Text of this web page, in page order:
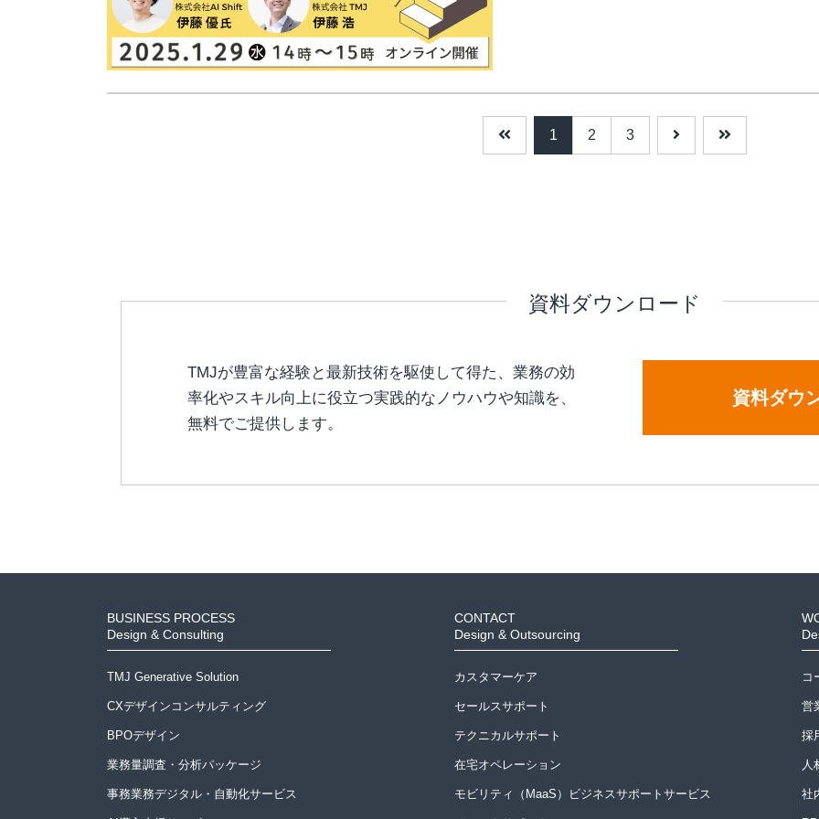
1 2 3
資料ダウンロード
TMJが豊富な経験と最新技術を駆使して得た、業務の効
率化やスキル向上に役立つ実践的なノウハウや知識を、
無料でご提供します。
資料ダウ
BUSINESS PROCESS
Design & Consulting
TMJ Generative Solution
CXデザインコンサルティング
BPOデザイン
業務量調査・分析パッケージ
事務業務デジタル・自動化サービス
CONTACT
Design & Outsourcing
カスタマーケア
セールスサポート
テクニカルサポート
在宅オペレーション
モビリティ（MaaS）ビジネスサポートサービス
コ
営
採
人
社